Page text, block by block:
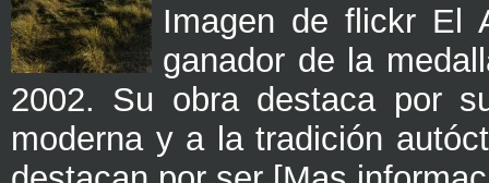
Imagen de flickr El
ganador de la
2002. Su obra destaca por
moderna y a la tradición